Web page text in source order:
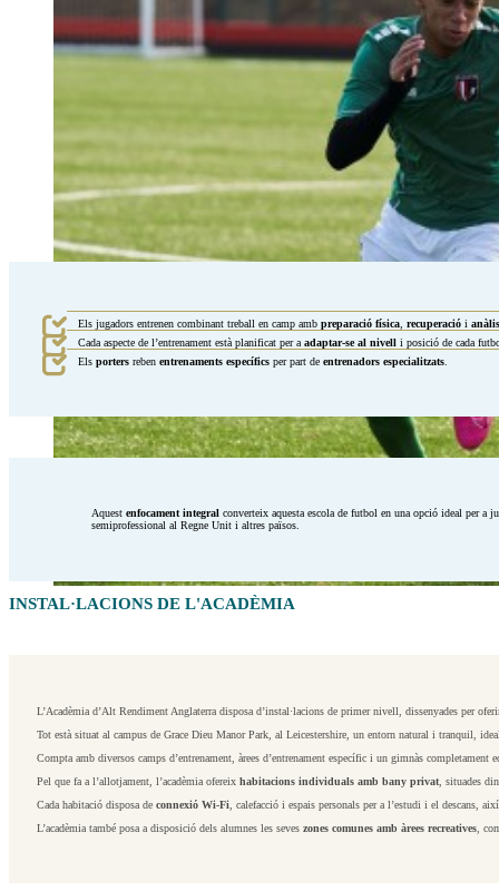
Els jugadors entrenen combinant treball en camp ambpreparació física ,recuperació i
Cada aspecte de l’entrenament està planificat per aadaptar-se al nivell i posició de cada
Elsporters rebenentrenaments específics per part deentrenadors especialitzats
Aquestenfocament integral converteix aquesta escola de futbol en una opció ideal per a
semiprofessional al Regne Unit i altres països.
INSTAL·LACIONS DE L'ACADÈMIA
L’Acadèmia d’Alt Rendiment Anglaterra disposa d’instal·lacions de primer nivell, dissenyades per
Tot està situat al campus de Grace Dieu Manor Park, al Leicestershire, un entorn natural i tranquil,
Compta amb diversos camps d’entrenament, àrees d’entrenament específic i un gimnàs completament
Pel que fa a l’allotjament, l’acadèmia ofereix habitacions individuals amb bany privat, situades
Cada habitació disposa de connexió Wi-Fi , calefacció i espais personals per a l’estudi i el descans,
L’acadèmia també posa a disposició dels alumnes les seves zones comunes amb àrees recreatives,